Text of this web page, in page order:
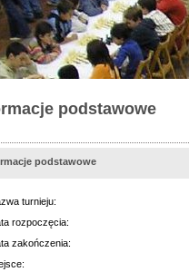
podstawowe
podstawowe
turnieju:
rozpoczęcia:
zakończenia: